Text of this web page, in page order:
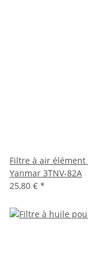
Filtre à air
Yanmar 3TNV-82A
25,80 € *